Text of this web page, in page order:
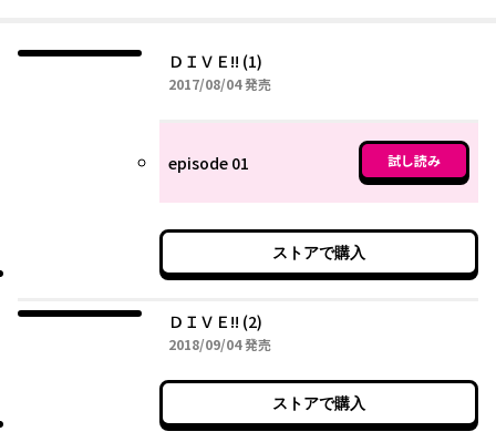
ＤＩＶＥ!! (1)
2017/08/042017年08月04日
発売
episode 01 試し読み
ストアで購入
ＤＩＶＥ!! (2)
2018/09/042018年09月04日
発売
ストアで購入